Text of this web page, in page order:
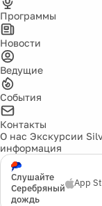
Программы
Новости
Ведущие
События
Контакты
О нас Экскурсии
информация
Слушайте
Серебряный
дождь
App